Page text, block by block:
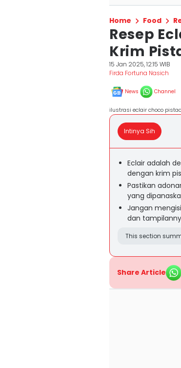
Home Food
Resep
Krim
15 Jan 2025, 12:15 WIB
Firda Fortuna Nasich
News Channel
ilustrasi eclair choco
Intinya Sih
Eclair adalah
dengan krim
Pastikan
yang
Jangan
dan
This section
Share Article